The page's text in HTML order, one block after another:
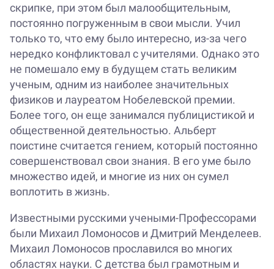
скрипке, при этом был малообщительным,
постоянно погруженным в свои мысли. Учил
только то, что ему было интересно, из-за чего
нередко конфликтовал с учителями. Однако это
не помешало ему в будущем стать великим
ученым, одним из наиболее значительных
физиков и лауреатом Нобелевской премии.
Более того, он еще занимался публицистикой и
общественной деятельностью. Альберт
поистине считается гением, который постоянно
совершенствовал свои знания. В его уме было
множество идей, и многие из них он сумел
воплотить в жизнь.
Известными русскими учеными-Профессорами
были Михаил Ломоносов и Дмитрий Менделеев.
Михаил Ломоносов прославился во многих
областях науки. С детства был грамотным и